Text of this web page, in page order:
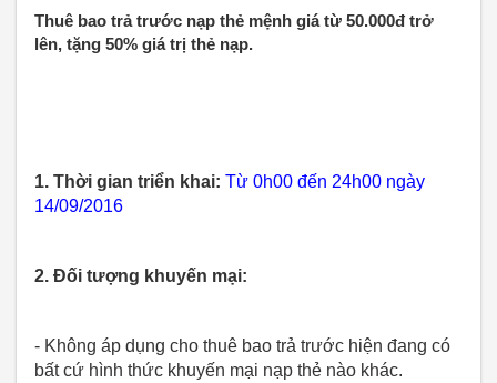
Thuê bao trả trước nạp thẻ mệnh giá từ 50.000đ trở
lên, tặng 50% giá trị thẻ nạp.
1. Thời gian triển khai: Từ 0h00 đến 24h00 ngày
14/09/2016
2. Đối tượng khuyến mại:
- Không áp dụng cho thuê bao trả trước hiện đang có
bất cứ hình thức khuyến mại nạp thẻ nào khác.